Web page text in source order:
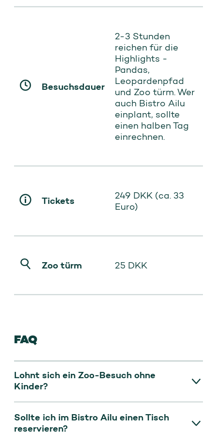
Besuchsdauer
2-3 Stunden
reichen für die
Highlights -
Pandas,
Leopardenpfad
und Zoo türm. Wer
auch Bistro Ailu
einplant, sollte
einen halben Tag
einrechnen.
Tickets
249 DKK (ca. 33
Euro)
Zoo türm 25 DKK
FAQ
Lohnt sich ein Zoo-Besuch ohne
Kinder?
Ja. Der Zoo ist nicht als Kinderatttraktion
konzipiert - er ist eine
Sollte ich im Bistro Ailu einen Tisch
reservieren?